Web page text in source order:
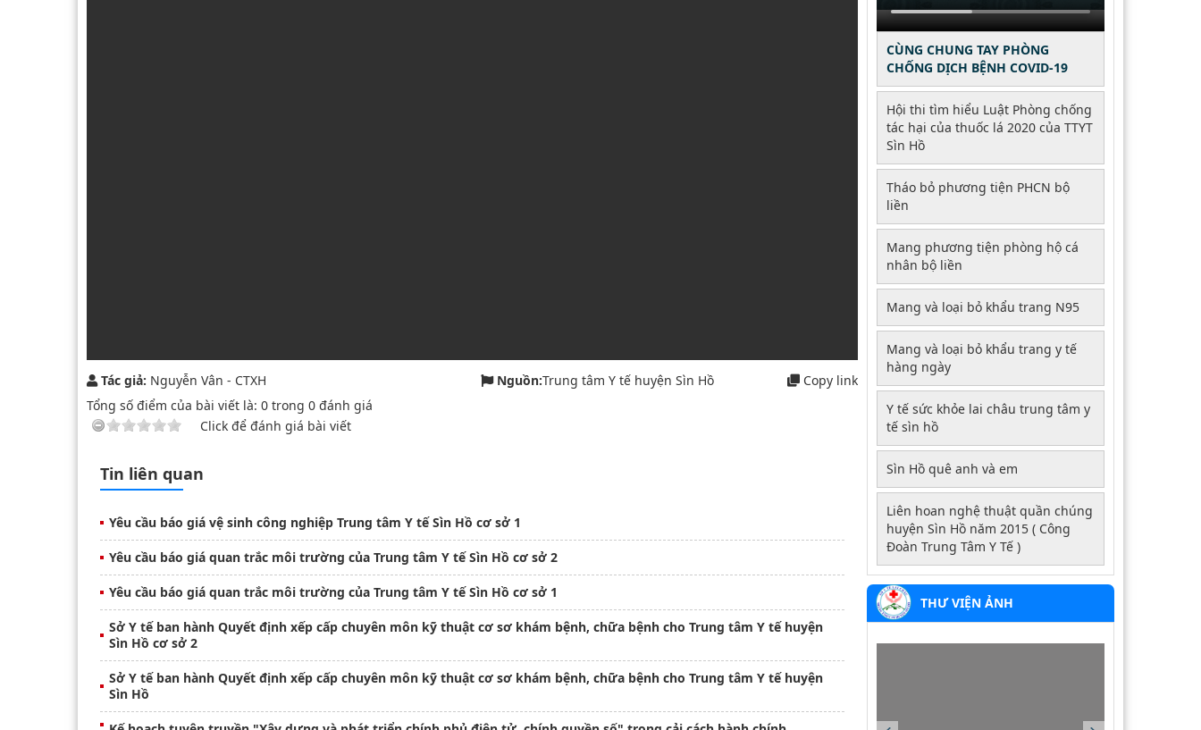
Tác giả: Nguyễn Vân - CTXH Nguồn:Trung tâm Y tế huyện Sìn Hồ
Copy link
Tổng số điểm của bài viết là: 0 trong 0 đánh giá
Click để đánh giá bài viết
Tin liên quan
Yêu cầu báo giá vệ sinh công nghiệp Trung tâm Y tế Sìn Hồ cơ sở 1
Yêu cầu báo giá quan trắc môi trường của Trung tâm Y tế Sìn Hồ cơ sở 2
Yêu cầu báo giá quan trắc môi trường của Trung tâm Y tế Sìn Hồ cơ sở 1
Sở Y tế ban hành Quyết định xếp cấp chuyên môn kỹ thuật cơ sơ khám bệnh, chữa bệnh cho Trung tâm Y tế huyện
Sìn Hồ cơ sở 2
Sở Y tế ban hành Quyết định xếp cấp chuyên môn kỹ thuật cơ sơ khám bệnh, chữa bệnh cho Trung tâm Y tế huyện
Sìn Hồ
CÙNG CHUNG TAY PHÒNG
CHỐNG DỊCH BỆNH COVID-19
Hội thi tìm hiểu Luật Phòng chống
tác hại của thuốc lá 2020 của TTYT
Sìn Hồ
Tháo bỏ phương tiện PHCN bộ
liền
Mang phương tiện phòng hộ cá
nhân bộ liền
Mang và loại bỏ khẩu trang N95
Mang và loại bỏ khẩu trang y tế
hàng ngày
Y tế sức khỏe lai châu trung tâm y
tế sìn hồ
Sìn Hồ quê anh và em
Liên hoan nghệ thuật quần chúng
huyện Sìn Hồ năm 2015 ( Công
Đoàn Trung Tâm Y Tế )
THƯ VIỆN ẢNH
423/QĐ-BVHTTDL
Quy định quy tắc ứng xử văn hoá trên
môi trường số
21/2021/TT-BYT
Thông tư số 21/2021/TT-BYT quy định
về hoạt động điều dưỡng trong bệnh
viện